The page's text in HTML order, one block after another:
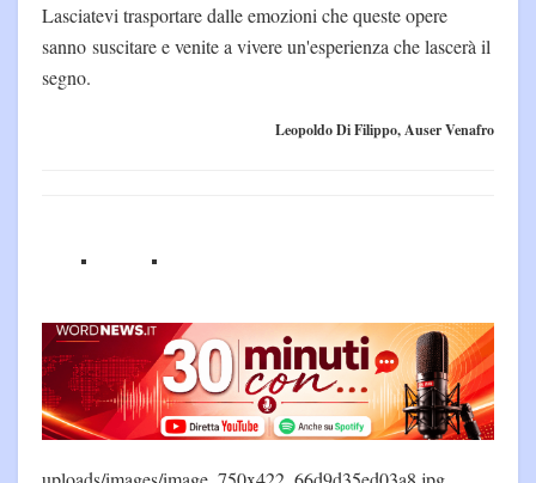
Lasciatevi trasportare dalle emozioni che queste opere
sanno suscitare e venite a vivere un'esperienza che lascerà il
segno.
Leopoldo Di Filippo, Auser Venafro